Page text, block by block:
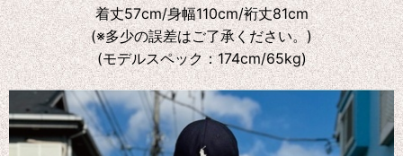
着丈57cm/身幅110cm/裄丈81cm
(※多少の誤差はご了承ください。)
(モデルスペック：174cm/65kg)